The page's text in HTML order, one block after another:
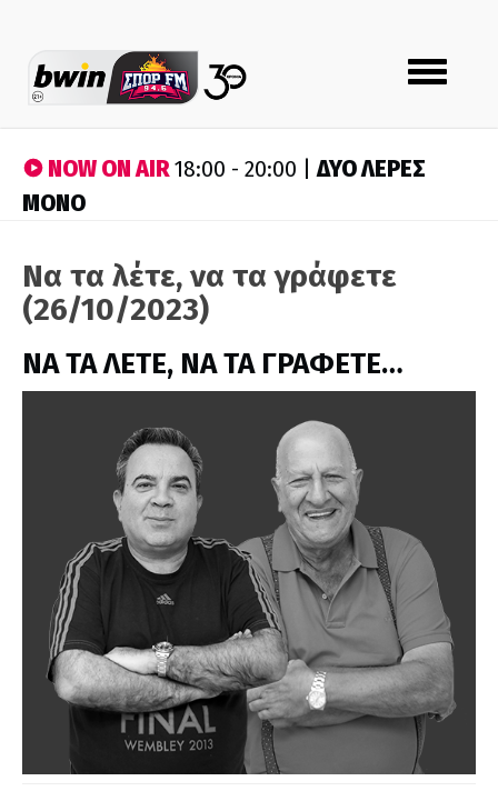
Toggle
navigation
NOW ON AIR18:00 - 20:00 |ΔΥΟ ΛΕΡΕΣ
ΜΟΝΟ
Να τα λέτε, να τα γράφετε
(26/10/2023)
ΝΑ ΤΑ ΛΕΤΕ, ΝΑ ΤΑ ΓΡΑΦΕΤΕ…